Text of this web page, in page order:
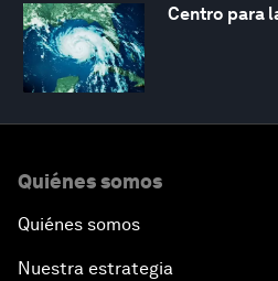
Centro para
Quiénes somos
Quiénes somos
Nuestra estrategia